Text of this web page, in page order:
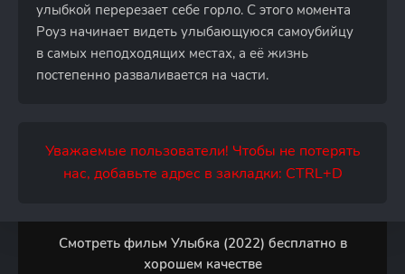
улыбкой перерезает себе горло. С этого момента
Роуз начинает видеть улыбающуюся самоубийцу
в самых неподходящих местах, а её жизнь
постепенно разваливается на части.
Уважаемые пользователи! Чтобы не потерять
нас, добавьте адрес в закладки: CTRL+D
Смотреть фильм Улыбка (2022) бесплатно в
хорошем качестве